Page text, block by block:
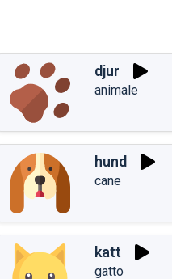
djur
animale
hund
cane
katt
gatto